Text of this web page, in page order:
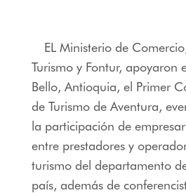
EL Ministerio de
Turismo y Fontur, apoyaron
Bello, Antioquia, el Primer
de Turismo de Aventura,
la participación de
entre prestadores y
turismo del departamento
país, además de